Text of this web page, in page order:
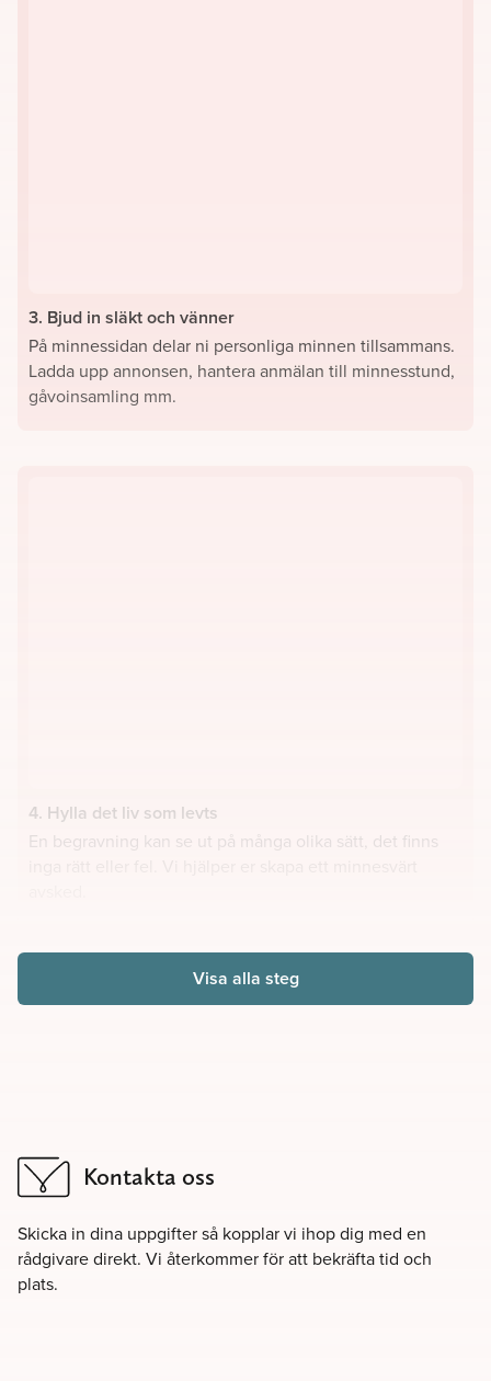
3. Bjud in släkt och vänner
På minnessidan delar ni personliga minnen tillsammans.
Ladda upp annonsen, hantera anmälan till minnesstund,
gåvoinsamling mm.
4. Hylla det liv som levts
En begravning kan se ut på många olika sätt, det finns
Visa alla steg
Kontakta oss
Skicka in dina uppgifter så kopplar vi ihop dig med en
rådgivare direkt. Vi återkommer för att bekräfta tid och
plats.